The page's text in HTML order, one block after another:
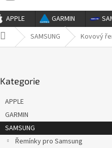
APPLE GARMIN
Domů SAMSUNG Kovový
kategorie
Kategorie
APPLE
GARMIN
SAMSUNG
Řemínky pro Samsung